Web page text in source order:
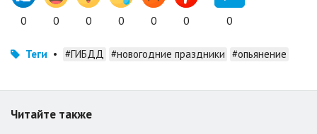
0 0 0 0 0 0 0
Теги • #ГИБДД #новогодние праздники #опьянение
Читайте также